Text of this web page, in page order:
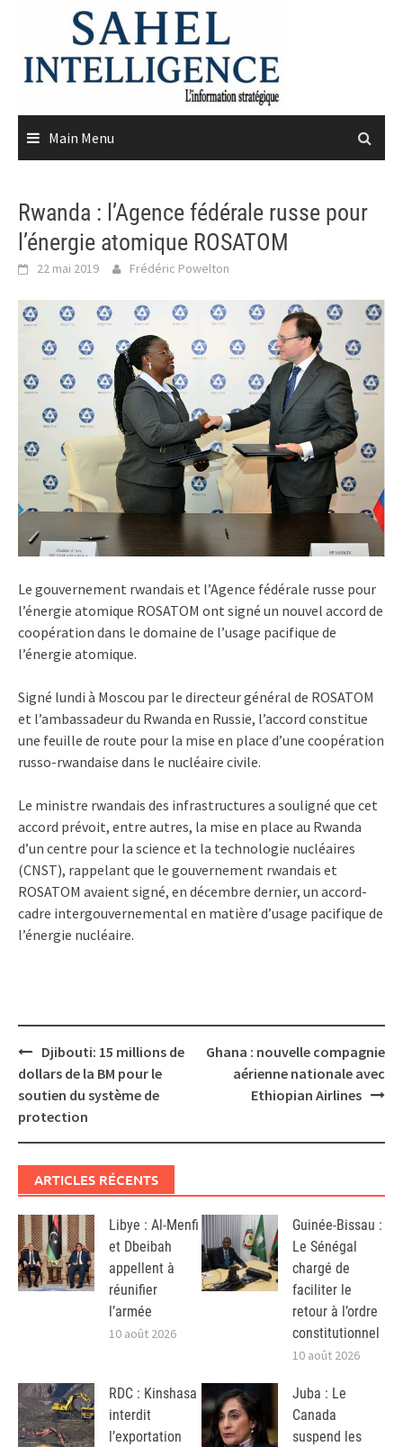
content
Main Menu
Rwanda : l’Agence fédérale russe pour
l’énergie atomique ROSATOM
22 mai 2019 Frédéric Powelton
Le gouvernement rwandais et l’Agence fédérale russe pour
l’énergie atomique ROSATOM ont signé un nouvel accord de
coopération dans le domaine de l’usage pacifique de
l’énergie atomique.
Signé lundi à Moscou par le directeur général de ROSATOM
et l’ambassadeur du Rwanda en Russie, l’accord constitue
une feuille de route pour la mise en place d’une coopération
russo-rwandaise dans le nucléaire civile.
Le ministre rwandais des infrastructures a souligné que cet
accord prévoit, entre autres, la mise en place au Rwanda
d’un centre pour la science et la technologie nucléaires
(CNST), rappelant que le gouvernement rwandais et
ROSATOM avaient signé, en décembre dernier, un accord-
cadre intergouvernemental en matière d’usage pacifique de
l’énergie nucléaire.
Post
navigation
Djibouti: 15 millions de
dollars de la BM pour le
soutien du système de
protection
Ghana : nouvelle compagnie
aérienne nationale avec
Ethiopian Airlines
ARTICLES RÉCENTS
Libye : Al-Menfi
et Dbeibah
appellent à
réunifier
l’armée
10 août 2026
Guinée-Bissau :
Le Sénégal
chargé de
faciliter le
retour à l’ordre
constitutionnel
10 août 2026
RDC : Kinshasa
interdit
l’exportation
Juba : Le
Canada
suspend les